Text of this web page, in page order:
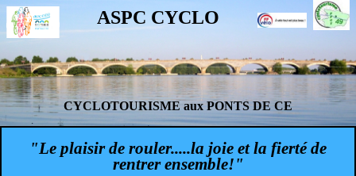
ASPC CYCLO
CYCLOTOURISME aux PONTS DE CE
"Le plaisir de rouler.....la joie et la fierté de
rentrer ensemble!"